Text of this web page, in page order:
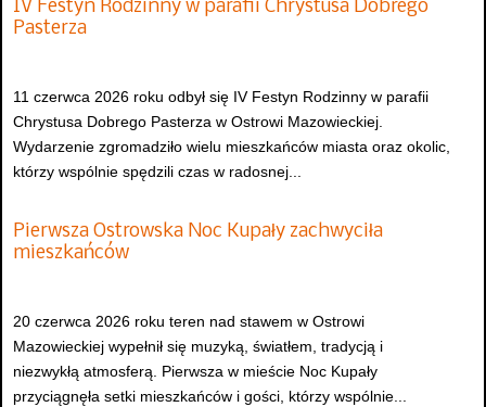
IV Festyn Rodzinny w parafii Chrystusa Dobrego
Pasterza
11 czerwca 2026 roku odbył się IV Festyn Rodzinny w parafii
Chrystusa Dobrego Pasterza w Ostrowi Mazowieckiej.
Wydarzenie zgromadziło wielu mieszkańców miasta oraz okolic,
którzy wspólnie spędzili czas w radosnej...
Pierwsza Ostrowska Noc Kupały zachwyciła
mieszkańców
20 czerwca 2026 roku teren nad stawem w Ostrowi
Mazowieckiej wypełnił się muzyką, światłem, tradycją i
niezwykłą atmosferą. Pierwsza w mieście Noc Kupały
przyciągnęła setki mieszkańców i gości, którzy wspólnie...